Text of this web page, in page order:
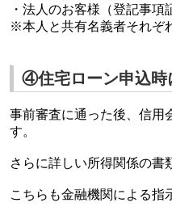
・法人のお客様（登記事項
※本人と共有名義者それぞ
④住宅ローン申込時
事前審査に通った後、信用
す。
さらに詳しい所得関係の書
こちらも金融機関による指